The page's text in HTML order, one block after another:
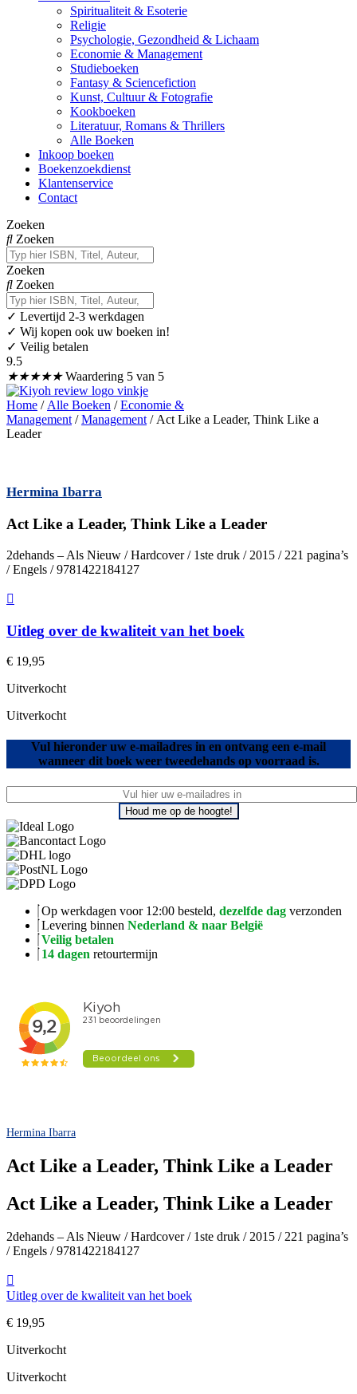
Spiritualiteit & Esoterie
Religie
Psychologie, Gezondheid & Lichaam
Economie & Management
Studieboeken
Fantasy & Sciencefiction
Kunst, Cultuur & Fotografie
Kookboeken
Literatuur, Romans & Thrillers
Alle Boeken
Inkoop boeken
Boekenzoekdienst
Klantenservice
Contact
Zoeken
Zoeken
Zoeken
Zoeken
✓ Levertijd 2-3 werkdagen
✓ Wij kopen ook uw boeken in!
✓ Veilig betalen
9.5
★★★★★ Waardering 5 van 5
Home / Alle Boeken /Economie &
Management /Management / Act Like a Leader, Think Like a
Leader
Hermina Ibarra
Act Like a Leader, Think Like a Leader
2dehands – Als Nieuw / Hardcover / 1ste druk / 2015 / 221 pagina’s
/ Engels / 9781422184127
Uitleg over de kwaliteit van het boek
€ 19,95
Uitverkocht
Uitverkocht
Vul hieronder uw e-mailadres in en ontvang een e-mail
wanneer dit boek weer tweedehands op voorraad is.
Houd me op de hoogte!
Op werkdagen voor 12:00 besteld, dezelfde dag verzonden
Levering binnen Nederland & naar België
Veilig betalen
14 dagen retourtermijn
Hermina Ibarra
Act Like a Leader, Think Like a Leader
Act Like a Leader, Think Like a Leader
2dehands – Als Nieuw / Hardcover / 1ste druk / 2015 / 221 pagina’s
/ Engels / 9781422184127
Uitleg over de kwaliteit van het boek
€ 19,95
Uitverkocht
Uitverkocht